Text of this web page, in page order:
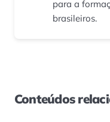
para a
brasileiros.
Conteúdos